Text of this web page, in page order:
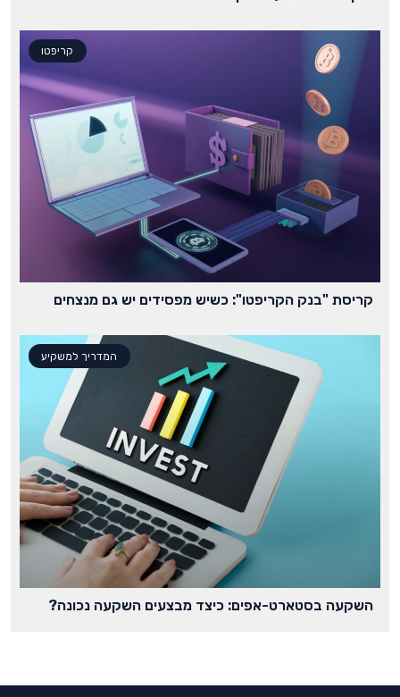
קריפטו
קריסת "בנק הקריפטו": כשיש מפסידים יש גם מנצחים
המדריך למשקיע
השקעה בסטארט-אפים: כיצד מבצעים השקעה נכונה?